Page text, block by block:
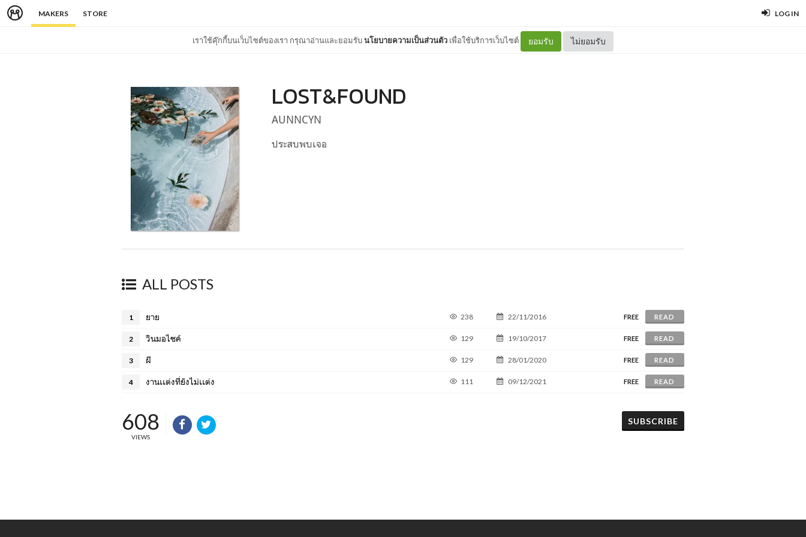
MAKERS STORE LOG IN
เราใช้คุ๊กกี้บนเว็บไซต์ของเรา กรุณาอ่านและยอมรับนโยบายความเป็นส่วนตัว เพื่อใช้บริการเว็บไซต์ ยอมรับ ไม่ยอมรับ
LOST&FOUND
AUNNCYN
ประสบพบเจอ
ALL POSTS
1 ยาย 238 22/11/2016 FREE READ
2 วินมอไซค์ 129 19/10/2017 FREE READ
3 ผี 129 28/01/2020 FREE READ
4 งานเเต่งที่ยังไม่เเต่ง 111 09/12/2021 FREE READ
608
VIEWS
SUBSCRIBE